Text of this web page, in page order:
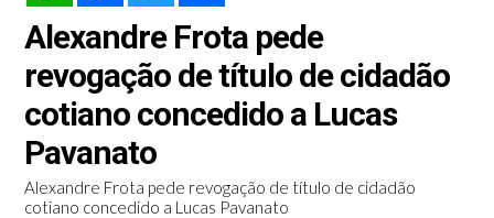
Alexandre Frota pede
revogação de título de cidadão
cotiano concedido a Lucas
Pavanato
Alexandre Frota pede revogação de título de cidadão
cotiano concedido a Lucas Pavanato